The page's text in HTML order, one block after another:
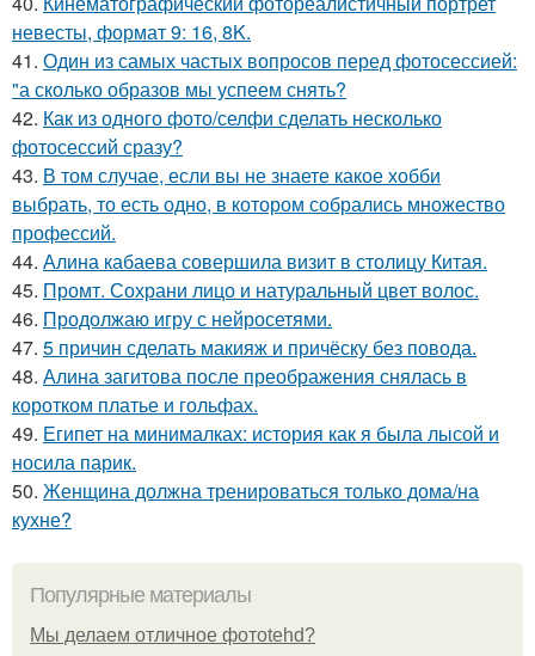
невесты, формат 9: 16, 8K.
41. Один из самых частых вопросов перед фотосессией:
"а сколько образов мы успеем снять?
42. Как из одного фото/селфи сделать несколько
фотосессий сразу?
43. В том случае, если вы не знаете какое хобби
выбрать, то есть одно, в котором собрались множество
профессий.
44. Алина кабаева совершила визит в столицу Китая.
45. Промт. Сохрани лицо и натуральный цвет волос.
46. Продолжаю игру с нейросетями.
47. 5 причин сделать макияж и причёску без повода.
48. Алина загитова после преображения снялась в
коротком платье и гольфах.
49. Египет на минималках: история как я была лысой и
носила парик.
50. Женщина должна тренироваться только дома/на
кухне?
Популярные материалы
Мы делаем отличное фотоtehd?